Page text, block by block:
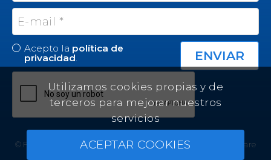
Acepto la política de
privacidad.
© Felicity Estates ~ All rights reserved ~ Real Estate Software
Utilizamos cookies propias y de
terceros para mejorar nuestros
servicios
ACEPTAR COOKIES